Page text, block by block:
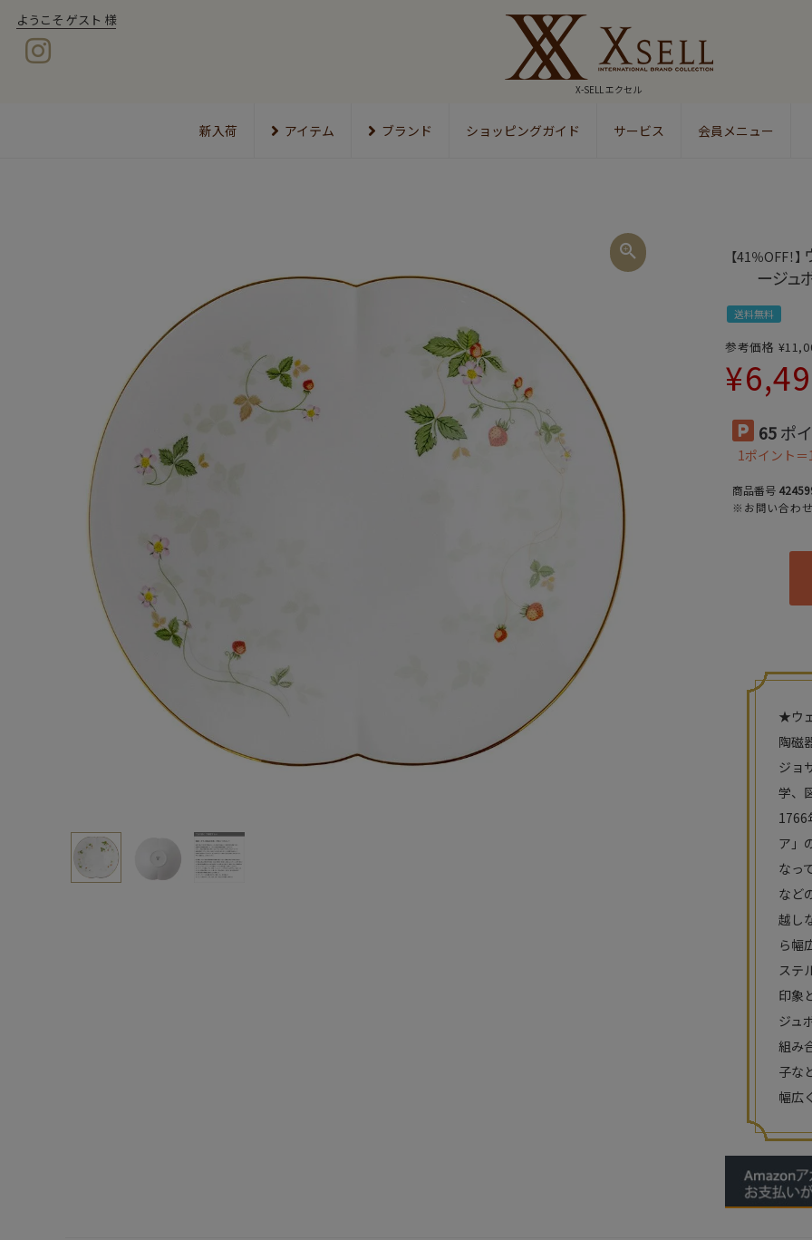
ようこそ ゲスト 様
X-SELL エクセル
新入荷 アイテム ブランド ショッピングガイド サービス 会員メニュー
検索
【41％OFF！】
ージュ
送料無料
参考価格 ¥
¥
65ポ
1ポイント＝
商品番号
※お問い合わ
★ウ
陶磁
ジョ
学、
1766
ア」
なっ
など
越し
ら幅
ステ
印象
ジュ
組み
子な
幅広